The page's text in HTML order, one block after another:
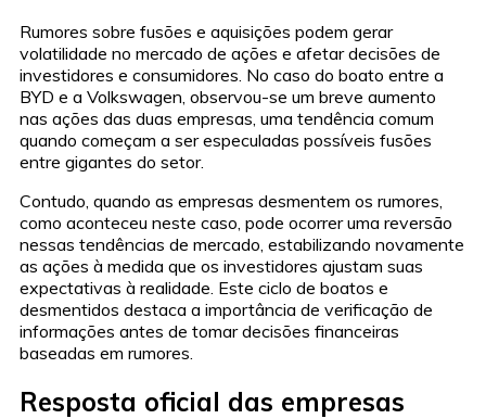
Rumores sobre fusões e aquisições podem gerar
volatilidade no mercado de ações e afetar decisões de
investidores e consumidores. No caso do boato entre a
BYD e a Volkswagen, observou-se um breve aumento
nas ações das duas empresas, uma tendência comum
quando começam a ser especuladas possíveis fusões
entre gigantes do setor.
Contudo, quando as empresas desmentem os rumores,
como aconteceu neste caso, pode ocorrer uma reversão
nessas tendências de mercado, estabilizando novamente
as ações à medida que os investidores ajustam suas
expectativas à realidade. Este ciclo de boatos e
desmentidos destaca a importância de verificação de
informações antes de tomar decisões financeiras
baseadas em rumores.
Resposta oficial das empresas